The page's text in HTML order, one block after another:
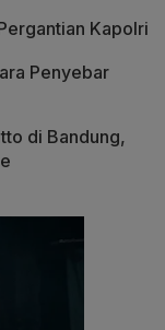
Kapolri
Penyebar
di Bandung,